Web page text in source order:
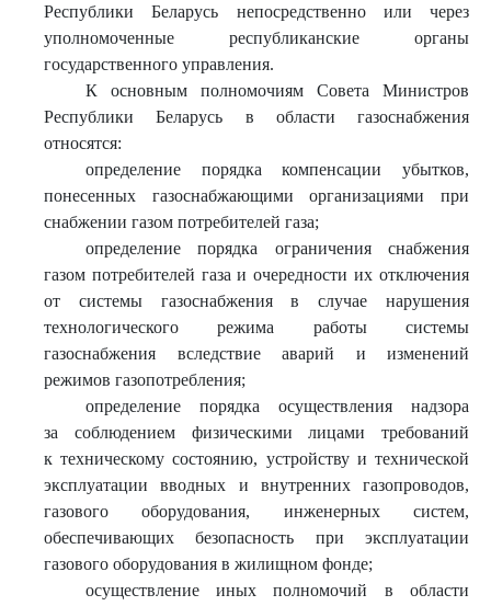
Республики Беларусь непосредственно или через
уполномоченные республиканские органы
государственного управления.
К основным полномочиям Совета Министров
Республики Беларусь в области газоснабжения
относятся:
определение порядка компенсации убытков,
понесенных газоснабжающими организациями при
снабжении газом потребителей газа;
определение порядка ограничения снабжения
газом потребителей газа и очередности их отключения
от системы газоснабжения в случае нарушения
технологического режима работы системы
газоснабжения вследствие аварий и изменений
режимов газопотребления;
определение порядка осуществления надзора
за соблюдением физическими лицами требований
к техническому состоянию, устройству и технической
эксплуатации вводных и внутренних газопроводов,
газового оборудования, инженерных систем,
обеспечивающих безопасность при эксплуатации
газового оборудования в жилищном фонде;
осуществление иных полномочий в области